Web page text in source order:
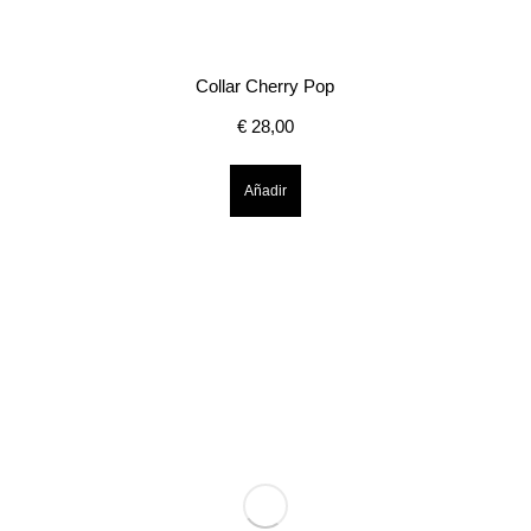
Collar Cherry Pop
€28,00
Añadir